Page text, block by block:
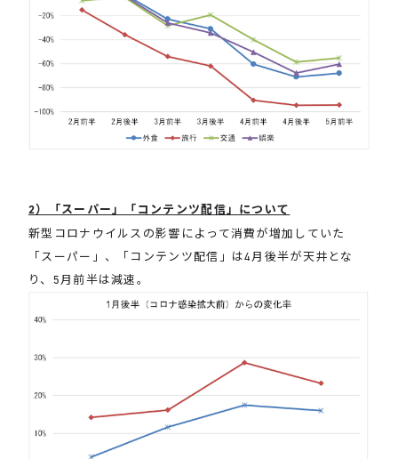
2）「スーパー」「コンテンツ配信」について
新型コロナウイルスの影響によって消費が増加していた
「スーパー」、「コンテンツ配信」は4月後半が天井とな
り、5月前半は減速。